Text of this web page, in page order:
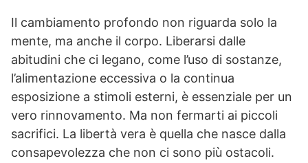
Il cambiamento profondo non riguarda solo la
mente, ma anche il corpo. Liberarsi dalle
abitudini che ci legano, come l’uso di sostanze,
l’alimentazione eccessiva o la continua
esposizione a stimoli esterni, è essenziale per un
vero rinnovamento. Ma non fermarti ai piccoli
sacrifici. La libertà vera è quella che nasce dalla
consapevolezza che non ci sono più ostacoli.